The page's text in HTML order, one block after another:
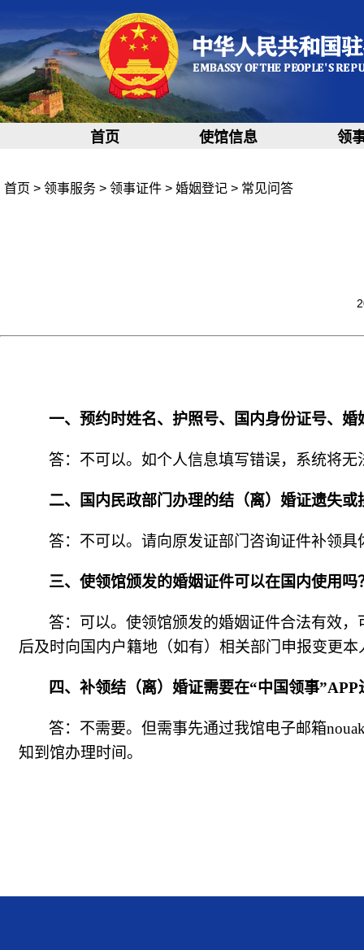
首页 使馆信息 领
首页 > 领事服务 > 领事证件 > 婚姻登记 > 常见问答
一、预约时姓名、护照号、国内身份证号、
答：不可以。如个人信息填写错误，系统将
二、国内民政部门办理的结（离）婚证遗失
答：不可以。请向原发证部门咨询证件补领具
三、使领馆颁发的婚姻证件可以在国内使用吗
答：可以。使领馆颁发的婚姻证件合法有效
后及时向国内户籍地（如有）相关部门申报变更本
四、补领结（离）婚证需要在“中国领事”APP
答：不需要。但需事先通过我馆电子邮箱
知到馆办理时间。